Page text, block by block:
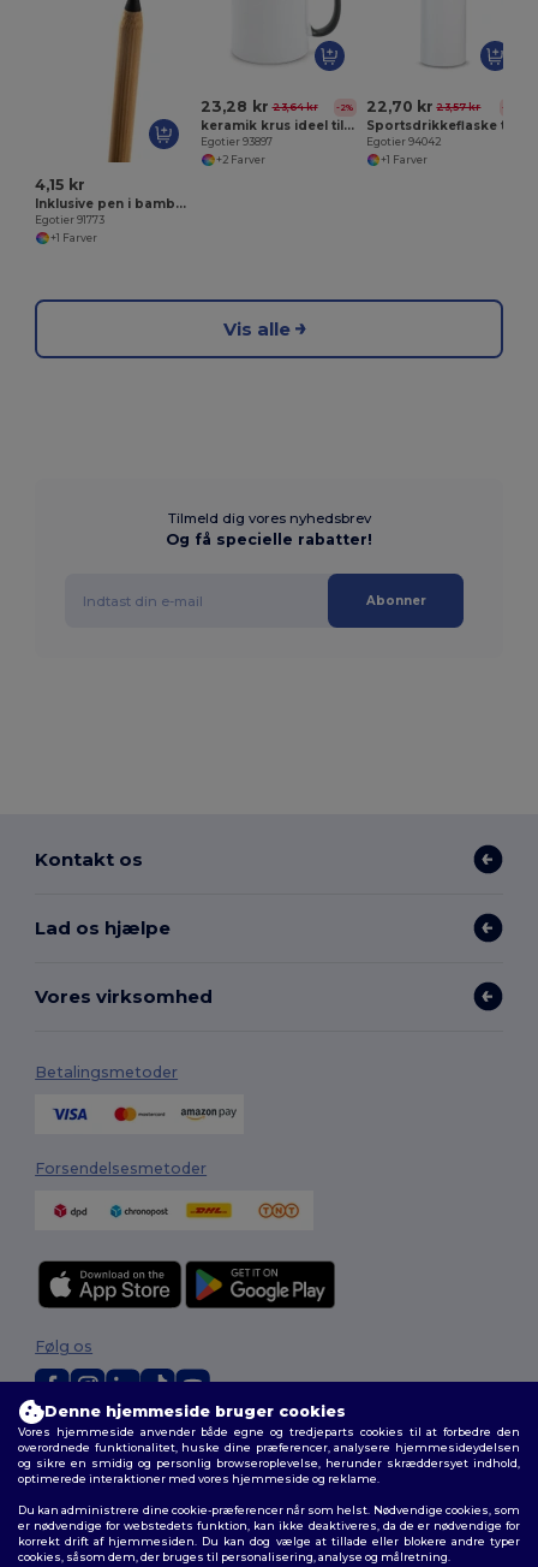
4,15 kr
Inklusive pen i bambus med grafitspids
Egotier 91773
+1 Farver
23,28 kr 23,64 kr -2%
keramik krus ideel til sublimation
Egotier 93897
+2 Farver
22,70 kr 23,57 kr -4%
Egotier 94042
+1 Farver
Vis alle
Tilmeld dig vores nyhedsbrev
Og få specielle rabatter!
Abonner
Kontakt os
Lad os hjælpe
Vores virksomhed
Betalingsmetoder
Forsendelsesmetoder
2026. Alle rettigheder forbeholdes
Vilkår og Betingelser|Tilpasset politik|Fortrolighedspolitik|Politik for
cookies|Sitemap
Følg os
Denne hjemmeside bruger cookies
Vores hjemmeside anvender både egne og tredjeparts cookies til at forbedre den
overordnede funktionalitet, huske dine præferencer, analysere hjemmesideydelsen
og sikre en smidig og personlig browseroplevelse, herunder skræddersyet indhold,
optimerede interaktioner med vores hjemmeside og reklame.
Du kan administrere dine cookie-præferencer når som helst. Nødvendige cookies, som
er nødvendige for webstedets funktion, kan ikke deaktiveres, da de er nødvendige for
korrekt drift af hjemmesiden. Du kan dog vælge at tillade eller blokere andre typer
cookies, såsom dem, der bruges til personalisering, analyse og målretning.